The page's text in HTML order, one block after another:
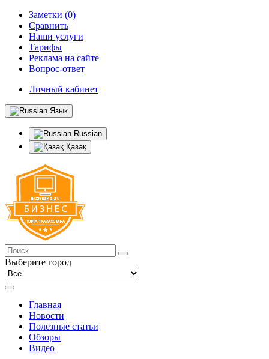
Заметки (0)
Сравнить
Наши услуги
Тарифы
Реклама на сайте
Вопрос-ответ
Личный кабинет
Язык
Russian
Қазақ
Выберите город
Главная
Новости
Полезные статьи
Обзоры
Видео